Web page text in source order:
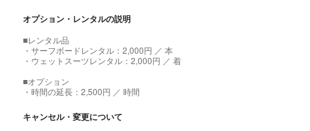
オプション・レンタルの説明
■レンタル品
・サーフボードレンタル：2,000円 ／ 本
・ウェットスーツレンタル：2,000円 ／ 着
■オプション
・時間の延長：2,500円 ／ 時間
キャンセル・変更について